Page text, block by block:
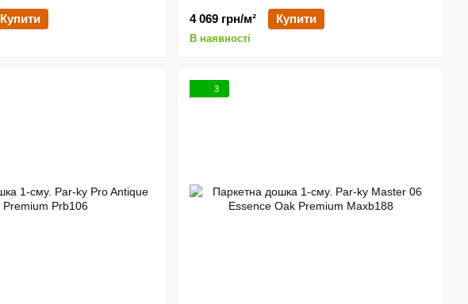
Купити
4 069 грн/м²
Купити
В наявності
3